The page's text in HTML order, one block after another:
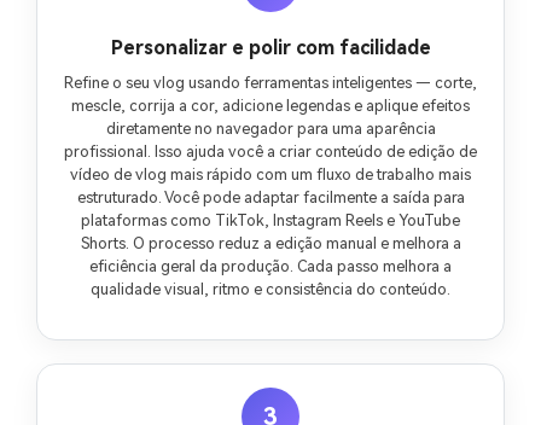
Personalizar e polir com facilidade
Refine o seu vlog usando ferramentas inteligentes — corte,
mescle, corrija a cor, adicione legendas e aplique efeitos
diretamente no navegador para uma aparência
profissional. Isso ajuda você a criar conteúdo de edição de
vídeo de vlog mais rápido com um fluxo de trabalho mais
estruturado. Você pode adaptar facilmente a saída para
plataformas como TikTok, Instagram Reels e YouTube
Shorts. O processo reduz a edição manual e melhora a
eficiência geral da produção. Cada passo melhora a
qualidade visual, ritmo e consistência do conteúdo.
3